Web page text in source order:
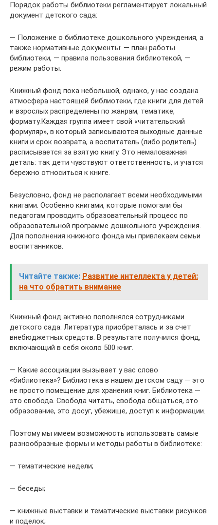
Порядок работы библиотеки регламентирует локальный
документ детского сада:
— Положение о библиотеке дошкольного учреждения, а
также нормативные документы: — план работы
библиотеки, — правила пользования библиотекой, —
режим работы.
Книжный фонд пока небольшой, однако, у нас создана
атмосфера настоящей библиотеки, где книги для детей
и взрослых распределены по жанрам, тематике,
формату.Каждая группа имеет свой «читательский
формуляр», в который записываются выходные данные
книги и срок возврата, а воспитатель (либо родитель)
расписывается за взятую книгу. Это немаловажная
деталь: так дети чувствуют ответственность, и учатся
бережно относиться к книге.
Безусловно, фонд не располагает всеми необходимыми
книгами. Особенно книгами, которые помогали бы
педагогам проводить образовательный процесс по
образовательной программе дошкольного учреждения.
Для пополнения книжного фонда мы привлекаем семьи
воспитанников.
Читайте также: Развитие интеллекта у детей:
на что обратить внимание
Книжный фонд активно пополнялся сотрудниками
детского сада. Литература приобреталась и за счет
внебюджетных средств. В результате получился фонд,
включающий в себя около 500 книг.
— Какие ассоциации вызывает у вас слово
«библиотека»? Библиотека в нашем детском саду — это
не просто помещение для хранения книг. Библиотека —
это свобода. Свобода читать, свобода общаться, это
образование, это досуг, убежище, доступ к информации.
Поэтому мы имеем возможность использовать самые
разнообразные формы и методы работы в библиотеке:
— тематические недели;
— беседы;
— книжные выставки и тематические выставки рисунков
и поделок;